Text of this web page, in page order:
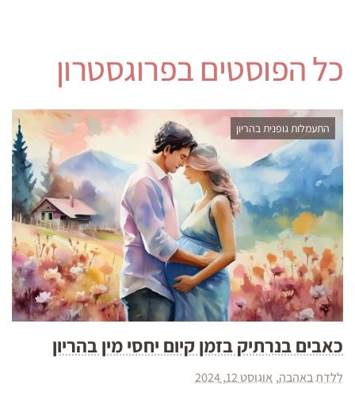
כל הפוסטים בפרוגסטרון
התעמלות גופנית בהריון
כאבים בנרתיק בזמן קיום יחסי מין בהריון
ללדת באהבה אוגוסט 12, 2024